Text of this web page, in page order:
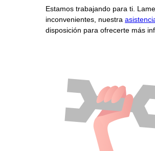
Estamos trabajando para ti.
inconvenientes, nuestra
disposición para ofrecerte más